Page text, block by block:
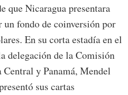
que Nicaragua presentara
un fondo de coinversión por
En su corta estadía en el
delegación de la Comisión
y Panamá, Mendel
sus cartas